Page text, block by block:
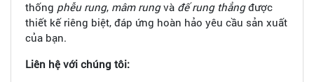
thống phễu rung, mâm rungvà đế rung thẳngđược
thiết kế riêng biệt, đáp ứng hoàn hảo yêu cầu sản xuất
của bạn.
Liên hệ với chúng tôi: